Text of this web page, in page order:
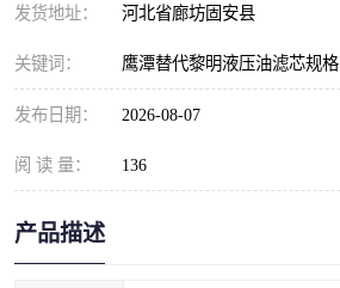
发货地址： 河北省廊坊固安县
关键词： 鹰潭替代黎明液压油滤芯规格
发布日期： 2026-08-07
阅 读 量： 136
产品描述